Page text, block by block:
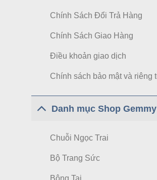
Chính Sách Đổi Trả Hàng
Chính Sách Giao Hàng
Điều khoản giao dịch
Chính sách bảo mật và riêng
Danh mục Shop Gemmy
Chuỗi Ngọc Trai
Bộ Trang Sức